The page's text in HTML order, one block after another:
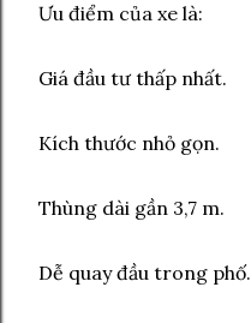
Ưu điểm của xe là:
Giá đầu tư thấp nhất.
Kích thước nhỏ gọn.
Thùng dài gần 3,7 m.
Dễ quay đầu trong phố.